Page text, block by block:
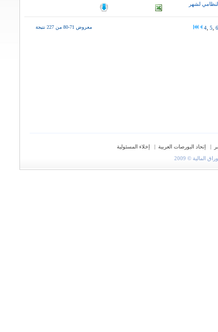
لشهر
معروض 71-80 من 227 نتيجة 4 5 6
| إتحاد البورصات العربية |
إخلاء المسئولية
© 2009